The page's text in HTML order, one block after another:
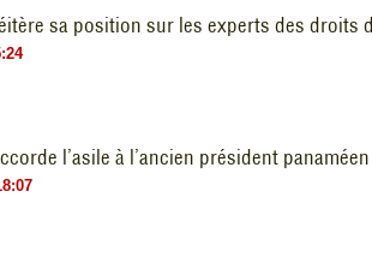
sa position sur les experts des droits
l’asile à l’ancien président